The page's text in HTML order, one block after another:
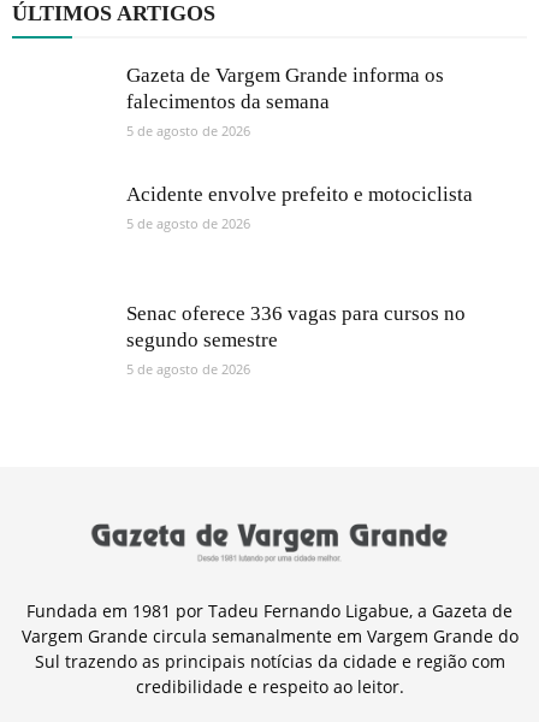
ÚLTIMOS ARTIGOS
Gazeta de Vargem Grande informa os
falecimentos da semana
5 de agosto de 2026
Acidente envolve prefeito e motociclista
5 de agosto de 2026
Senac oferece 336 vagas para cursos no
segundo semestre
5 de agosto de 2026
Fundada em 1981 por Tadeu Fernando Ligabue, a Gazeta de
Vargem Grande circula semanalmente em Vargem Grande do
Sul trazendo as principais notícias da cidade e região com
credibilidade e respeito ao leitor.